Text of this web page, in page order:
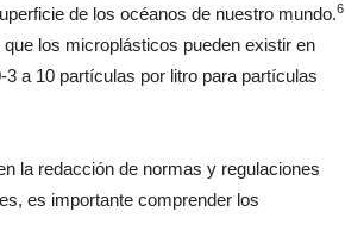
de los océanos de nuestro mundo.6
los microplásticos pueden existir en
a 10 partículas por litro para partículas
la redacción de normas y regulaciones
es importante comprender los